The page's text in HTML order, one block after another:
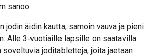
sanoo.
jodin äidin kautta, samoin vauva ja pieni
Alle 3‑vuotiaille lapsille on saatavilla
soveltuvia joditabletteja, joita jaetaan